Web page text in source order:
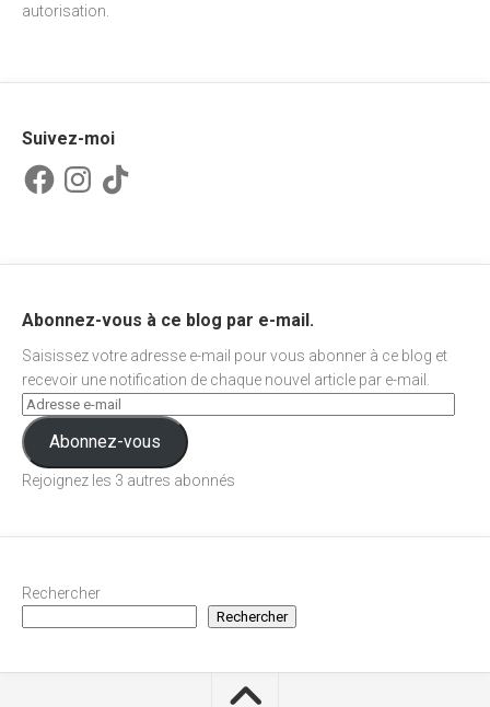
autorisation.
Suivez-moi
FacebookInstagram
TikTok
Abonnez-vous à ce blog par e-mail.
Saisissez votre adresse e-mail pour vous abonner à ce blog et
recevoir une notification de chaque nouvel article par e-mail.
Abonnez-vous
Rejoignez les 3 autres abonnés
Rechercher
Rechercher